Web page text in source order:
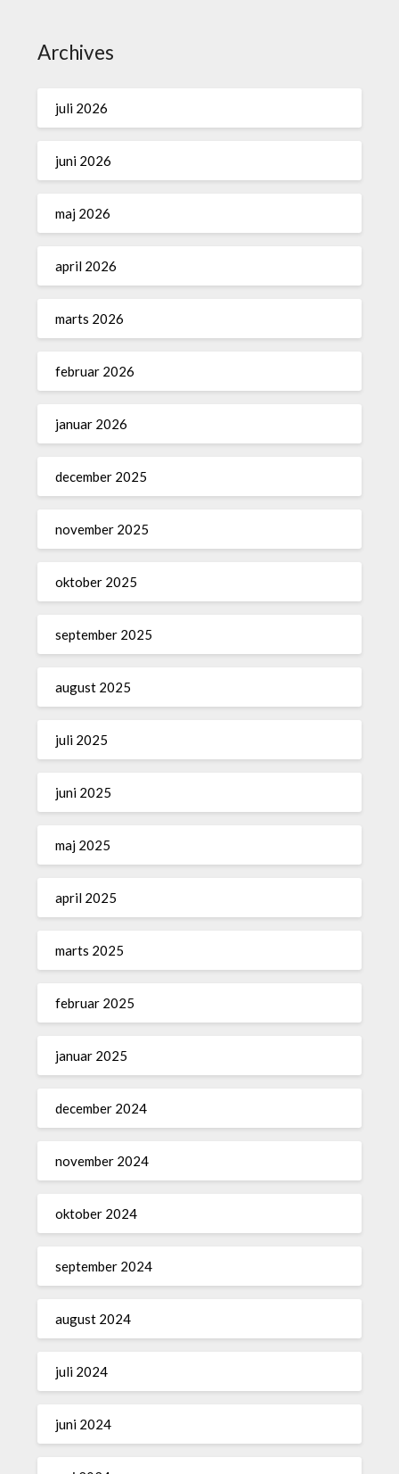
Archives
juli 2026
juni 2026
maj 2026
april 2026
marts 2026
februar 2026
januar 2026
december 2025
november 2025
oktober 2025
september 2025
august 2025
juli 2025
juni 2025
maj 2025
april 2025
marts 2025
februar 2025
januar 2025
december 2024
november 2024
oktober 2024
september 2024
august 2024
juli 2024
juni 2024